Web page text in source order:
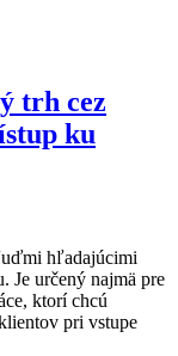
trh cez
ku
hľadajúcimi
Je určený najmä pre
ktorí chcú
pri vstupe